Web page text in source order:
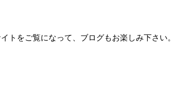
トをご覧になって、ブログもお楽しみ下さい。